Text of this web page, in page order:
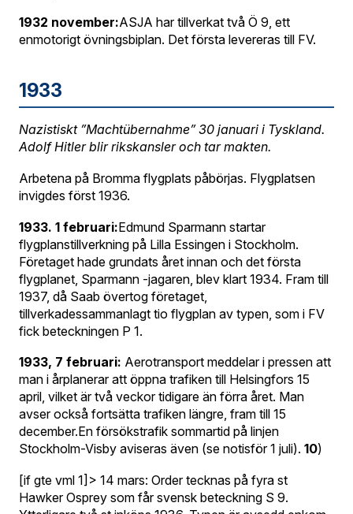
1932 november:ASJA har tillverkat två Ö 9, ett
enmotorigt övningsbiplan. Det första levereras till FV.
1933
Nazistiskt ”Machtübernahme” 30 januari i Tyskland.
Adolf Hitler blir rikskansler och tar makten.
Arbetena på Bromma flygplats påbörjas. Flygplatsen
invigdes först 1936.
1933. 1 februari:Edmund Sparmann startar
flygplanstillverkning på Lilla Essingen i Stockholm.
Företaget hade grundats året innan och det första
flygplanet, Sparmann -jagaren, blev klart 1934. Fram till
1937, då Saab övertog företaget,
tillverkadessammanlagt tio flygplan av typen, som i FV
fick beteckningen P 1.
1933, 7 februari: Aerotransport meddelar i pressen att
man i årplanerar att öppna trafiken till Helsingfors 15
april, vilket är två veckor tidigare än förra året. Man
avser också fortsätta trafiken längre, fram till 15
december.En försökstrafik sommartid på linjen
Stockholm-Visby aviseras även (se notisför 1 juli). 10)
[if gte vml 1]> 14 mars: Order tecknas på fyra st
Hawker Osprey som får svensk beteckning S 9.